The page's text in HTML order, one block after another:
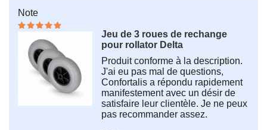
Note
Jeu de 3 roues de rechange
pour rollator Delta
Produit conforme à la description.
J'ai eu pas mal de questions,
Confortalis a répondu rapidement
manifestement avec un désir de
satisfaire leur clientèle. Je ne peux
pas recommander assez.